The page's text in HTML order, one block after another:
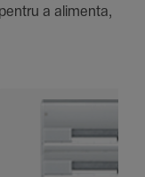
a alimenta,